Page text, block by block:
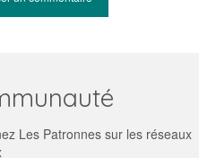
Les Patronnes sur les réseaux